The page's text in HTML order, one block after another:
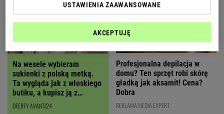
Na wesele wybieram
sukienki z polską metką.
Ta wygląda jak z włoskiego
butiku, a kupisz ją z
RABATEM
OFERTY AVANTI24
Profesjonalna depilacja w
domu? Ten sprzęt robi skórę
gładką jak aksamit! Cena?
Dobra
REKLAMA MEDIA EXPERT
USTAWIENIA ZAAWANSOWANE
AKCEPTUJĘ